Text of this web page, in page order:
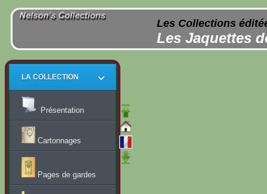
Les Collections
Les Jaquettes
LA COLLECTION
Présentation
Cartonnages
Pages de gardes